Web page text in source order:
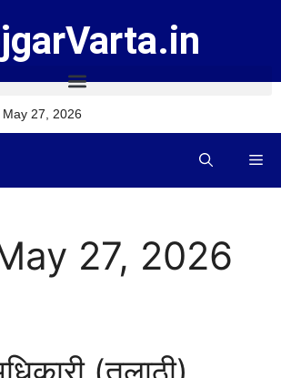
27, 2026
27, 2026